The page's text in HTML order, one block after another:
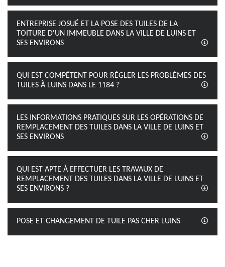
ENTREPRISE JOSUÉ ET LA POSE DES TUILES DE LA
TOITURE D'UN IMMEUBLE DANS LA VILLE DE LUINS ET
SES ENVIRONS
QUI EST COMPÉTENT POUR RÉGLER LES PROBLÈMES DES
TUILES À LUINS DANS LE 1184 ?
LES INFORMATIONS PRATIQUES SUR LES OPÉRATIONS DE
REMPLACEMENT DES TUILES DANS LA VILLE DE LUINS ET
SES ENVIRONS
QUI EST APTE À EFFECTUER LES TRAVAUX DE
REMPLACEMENT DES TUILES DANS LA VILLE DE LUINS ET
SES ENVIRONS ?
POSE ET CHANGEMENT DE TUILE PAS CHER LUINS